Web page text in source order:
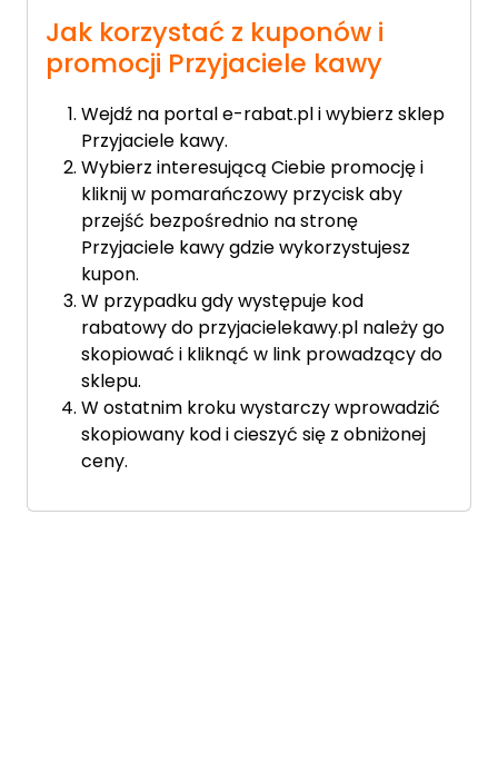
Jak korzystać z kuponów i
promocji Przyjaciele kawy
Wejdź na portal e-rabat.pl i wybierz sklep
Przyjaciele kawy.
Wybierz interesującą Ciebie promocję i
kliknij w pomarańczowy przycisk aby
przejść bezpośrednio na stronę
Przyjaciele kawy gdzie wykorzystujesz
kupon.
W przypadku gdy występuje kod
rabatowy do przyjacielekawy.pl należy go
skopiować i kliknąć w link prowadzący do
sklepu.
W ostatnim kroku wystarczy wprowadzić
skopiowany kod i cieszyć się z obniżonej
ceny.